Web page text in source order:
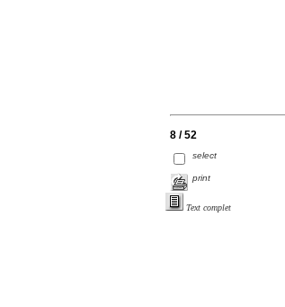
8 / 52
select
print
Text complet